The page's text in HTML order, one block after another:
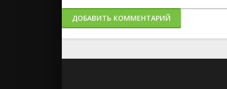
ДОБАВИТЬ КОММЕНТАРИЙ